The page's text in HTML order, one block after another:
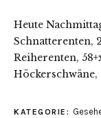
Heute
Schnatterenten,
Reiherenten,
Höckerschwäne,
KATEGORIE: